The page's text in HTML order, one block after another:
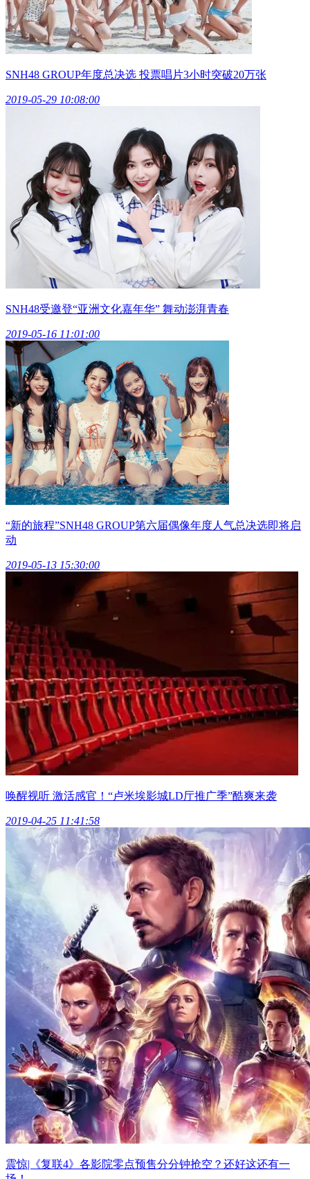
SNH48 GROUP年度总决选 投票唱片3小时突破20万张
2019-05-29 10:08:00
SNH48受邀登“亚洲文化嘉年华” 舞动澎湃青春
2019-05-16 11:01:00
“新的旅程”SNH48 GROUP第六届偶像年度人气总决选即将启
动
2019-05-13 15:30:00
唤醒视听 激活感官！“卢米埃影城LD厅推广季”酷爽来袭
2019-04-25 11:41:58
震惊|《复联4》各影院零点预售分分钟抢空？还好这还有一